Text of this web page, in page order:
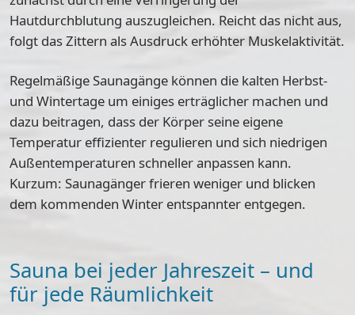
Hautdurchblutung auszugleichen. Reicht das nicht aus,
folgt das Zittern als Ausdruck erhöhter Muskelaktivität.
Regelmäßige Saunagänge können die kalten Herbst-
und Wintertage um einiges erträglicher machen und
dazu beitragen, dass der Körper seine eigene
Temperatur effizienter regulieren und sich niedrigen
Außentemperaturen schneller anpassen kann.
Kurzum: Saunagänger frieren weniger und blicken
dem kommenden Winter entspannter entgegen.
Sauna bei jeder Jahreszeit – und
für jede Räumlichkeit